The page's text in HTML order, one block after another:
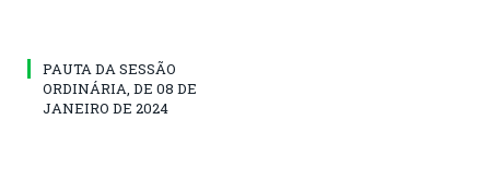
PAUTA DA SESSÃO
ORDINÁRIA, DE 08 DE
JANEIRO DE 2024